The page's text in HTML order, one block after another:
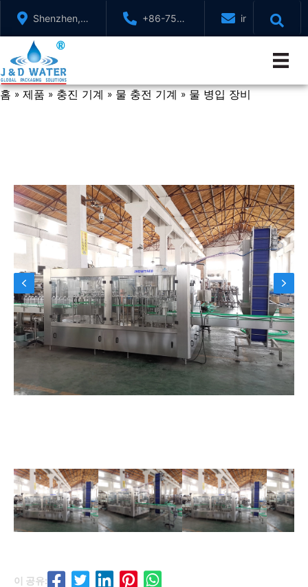
건
너
Shenzhen,
GuangDong,
중국
+86-755-
88321071
홈 » 제품 » 충진 기계 » 물 충전 기계 » 물 병입 장비
이 공유: